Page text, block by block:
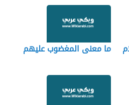
ما معنى المغضوب عليهم